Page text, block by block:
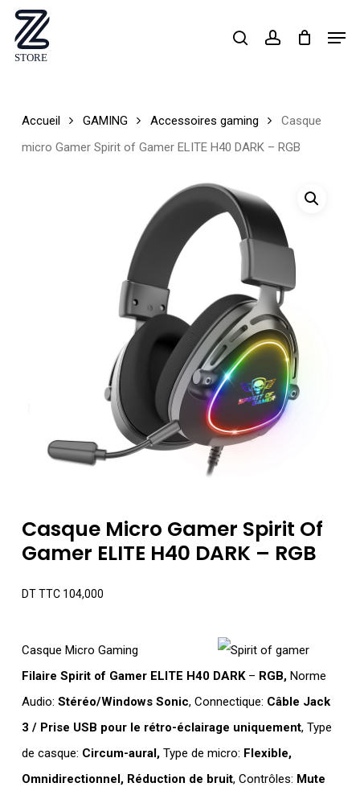
Skip
main
searchaccount
Accueil GAMING Accessoires gaming
Casque
micro Gamer Spirit of Gamer ELITE H40 DARK – RGB
Casque Micro Gamer Spirit Of
Gamer ELITE H40 DARK – RGB
DT TTC104,000
Casque Micro Gaming
Filaire Spirit of Gamer ELITE H40 DARK– RGB,Norme
Audio: Stéréo/Windows Sonic, Connectique: Câble Jack
3 / Prise USB pour le rétro-éclairage uniquement, Type
de casque: Circum-aural,Type de micro: Flexible,
Omnidirectionnel, Réduction de bruit, Contrôles: Mute